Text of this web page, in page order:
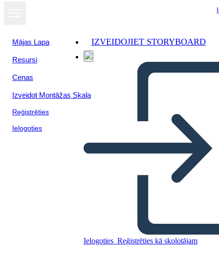
Mājas Lapa
Resursi
Cenas
Izveidot Montāžas Skala
Reģistrēties
Ielogoties
IZVEIDOJIET STORYBOARD
Ielogoties Reģistrēties kā skolotājam
Americana